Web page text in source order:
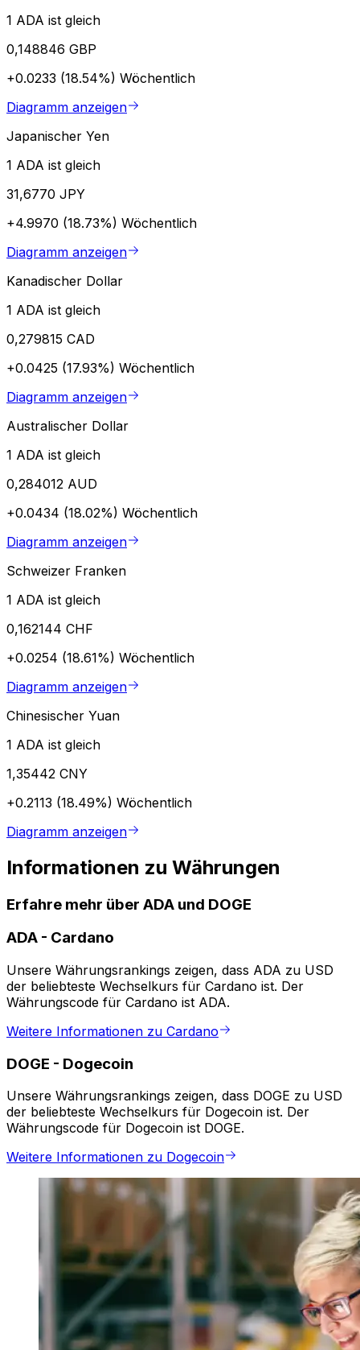
1 ADA ist gleich
0,148846 GBP
+0.0233 (18.54%) Wöchentlich
Diagramm anzeigen
Japanischer Yen
1 ADA ist gleich
31,6770 JPY
+4.9970 (18.73%) Wöchentlich
Diagramm anzeigen
Kanadischer Dollar
1 ADA ist gleich
0,279815 CAD
+0.0425 (17.93%) Wöchentlich
Diagramm anzeigen
Australischer Dollar
1 ADA ist gleich
0,284012 AUD
+0.0434 (18.02%) Wöchentlich
Diagramm anzeigen
Schweizer Franken
1 ADA ist gleich
0,162144 CHF
+0.0254 (18.61%) Wöchentlich
Diagramm anzeigen
Chinesischer Yuan
1 ADA ist gleich
1,35442 CNY
+0.2113 (18.49%) Wöchentlich
Diagramm anzeigen
Informationen zu Währungen
Erfahre mehr über ADA und DOGE
ADA - Cardano
Unsere Währungsrankings zeigen, dass ADA zu USD
der beliebteste Wechselkurs für Cardano ist. Der
Währungscode für Cardano ist ADA.
Weitere Informationen zu Cardano
DOGE - Dogecoin
Unsere Währungsrankings zeigen, dass DOGE zu USD
der beliebteste Wechselkurs für Dogecoin ist. Der
Währungscode für Dogecoin ist DOGE.
Weitere Informationen zu Dogecoin